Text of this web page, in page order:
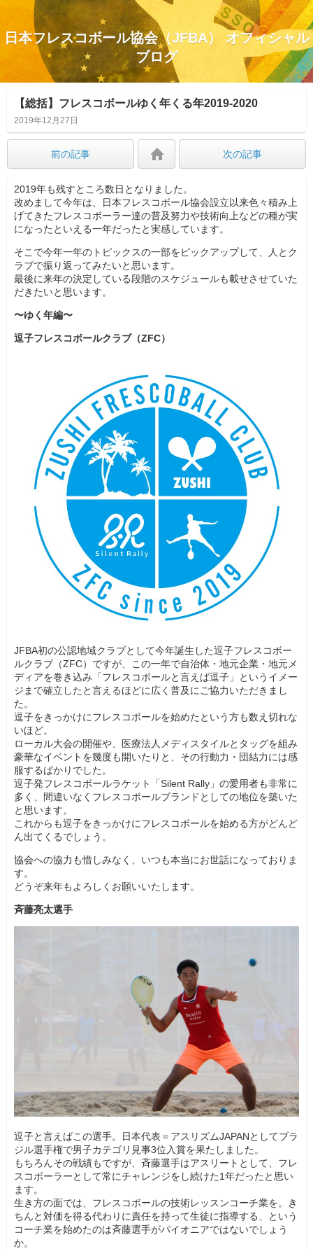
日本フレスコボール協会（JFBA） オフィシャル
ブログ
【総括】フレスコボールゆく年くる年2019-2020
2019年12月27日
前の記事 次の記事
2019年も残すところ数日となりました。
改めまして今年は、日本フレスコボール協会設立以来色々積み上
げてきたフレスコボーラー達の普及努力や技術向上などの種が実
になったといえる一年だったと実感しています。
そこで今年一年のトピックスの一部をピックアップして、人とク
ラブで振り返ってみたいと思います。
最後に来年の決定している段階のスケジュールも載せさせていた
だきたいと思います。
〜ゆく年編〜
逗子フレスコボールクラブ（ZFC）
JFBA初の公認地域クラブとして今年誕生した逗子フレスコボー
ルクラブ（ZFC）ですが、この一年で自治体・地元企業・地元メ
ディアを巻き込み「フレスコボールと言えば逗子」というイメー
ジまで確立したと言えるほどに広く普及にご協力いただきまし
た。
逗子をきっかけにフレスコボールを始めたという方も数え切れな
いほど。
ローカル大会の開催や、医療法人メディスタイルとタッグを組み
豪華なイベントを幾度も開いたりと、その行動力・団結力には感
服するばかりでした。
逗子発フレスコボールラケット「Silent Rally」の愛用者も非常に
多く、間違いなくフレスコボールブランドとしての地位を築いた
と思います。
これからも逗子をきっかけにフレスコボールを始める方がどんど
ん出てくるでしょう。
協会への協力も惜しみなく、いつも本当にお世話になっておりま
す。
どうぞ来年もよろしくお願いいたします。
斉藤亮太選手
逗子と言えばこの選手。日本代表＝アスリズムJAPANとしてブラ
ジル選手権で男子カテゴリ見事3位入賞を果たしました。
もちろんその戦績もですが、斉藤選手はアスリートとして、フレ
スコボーラーとして常にチャレンジをし続けた1年だったと思い
ます。
生き方の面では、フレスコボールの技術レッスンコーチ業を。き
ちんと対価を得る代わりに責任を持って生徒に指導する、という
コーチ業を始めたのは斉藤選手がパイオニアではないでしょう
か。